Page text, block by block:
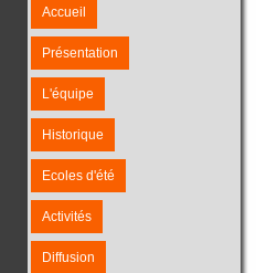
Accueil
Présentation
L'équipe
Historique
Ecoles d'été
Activités
Diffusion